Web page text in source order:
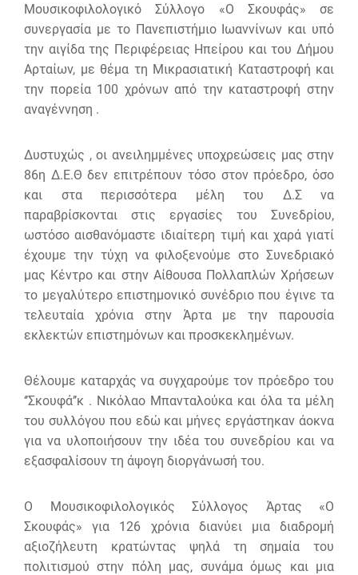
Μουσικοφιλολογικό Σύλλογο «Ο Σκουφάς» σε
συνεργασία με το Πανεπιστήμιο Ιωαννίνων και υπό
την αιγίδα της Περιφέρειας Ηπείρου και του Δήμου
Αρταίων, με θέμα τη Μικρασιατική Καταστροφή και
την πορεία 100 χρόνων από την καταστροφή στην
αναγέννηση .
Δυστυχώς , οι ανειλημμένες υποχρεώσεις μας στην
86η Δ.Ε.Θ δεν επιτρέπουν τόσο στον πρόεδρο, όσο
και στα περισσότερα μέλη του Δ.Σ να
παραβρίσκονται στις εργασίες του Συνεδρίου,
ωστόσο αισθανόμαστε ιδιαίτερη τιμή και χαρά γιατί
έχουμε την τύχη να φιλοξενούμε στο Συνεδριακό
μας Κέντρο και στην Αίθουσα Πολλαπλών Χρήσεων
το μεγαλύτερο επιστημονικό συνέδριο που έγινε τα
τελευταία χρόνια στην Άρτα με την παρουσία
εκλεκτών επιστημόνων και προσκεκλημένων.
Θέλουμε καταρχάς να συγχαρούμε τον πρόεδρο του
‘’Σκουφά’’κ . Νικόλαο Μπανταλούκα και όλα τα μέλη
του συλλόγου που εδώ και μήνες εργάστηκαν άοκνα
για να υλοποιήσουν την ιδέα του συνεδρίου και να
εξασφαλίσουν τη άψογη διοργάνωσή του.
Ο Μουσικοφιλολογικός Σύλλογος Άρτας «Ο
Σκουφάς» για 126 χρόνια διανύει μια διαδρομή
αξιοζήλευτη κρατώντας ψηλά τη σημαία του
πολιτισμού στην πόλη μας, συνάμα όμως και μια